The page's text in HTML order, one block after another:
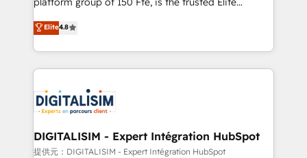
CRM, Solutions Architecture, Onboarding , Data
Migration, Custom Integration & Platform
team of 25+ experts Contact us today to help you
get more from your investment in HubSpot.
HubSpot CRM Partner offering you a roadmap on
maximizing EBITDA and achieving Commercial
Excellence. With our targeted processes, we
strengthen your digital transformation and minimize
Implementation partner, we provide expertise to
drive your business forward. Since 2015 we are fully
dedicated to HubSpot and with an experienced
team (50+), we work with reputable companies in
Elite4.8
DIGITALISIM - Expert Intégration HubSpot
提供元：DIGITALISIM - Expert Intégration HubSpot